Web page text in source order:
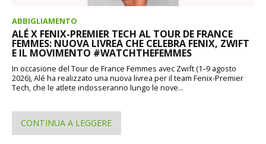
ABBIGLIAMENTO
ALÉ X FENIX-PREMIER TECH AL TOUR DE FRANCE
FEMMES: NUOVA LIVREA CHE CELEBRA FENIX, ZWIFT
E IL MOVIMENTO #WATCHTHEFEMMES
In occasione del Tour de France Femmes avec Zwift (1–9 agosto
2026), Alé ha realizzato una nuova livrea per il team Fenix-Premier
Tech, che le atlete indosseranno lungo le nove...
CONTINUA A LEGGERE